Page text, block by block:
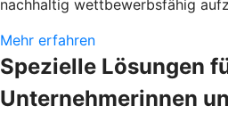
nachhaltig wettbewerbsfähig
Mehr erfahren
Spezielle Lösungen
Unternehmerinnen